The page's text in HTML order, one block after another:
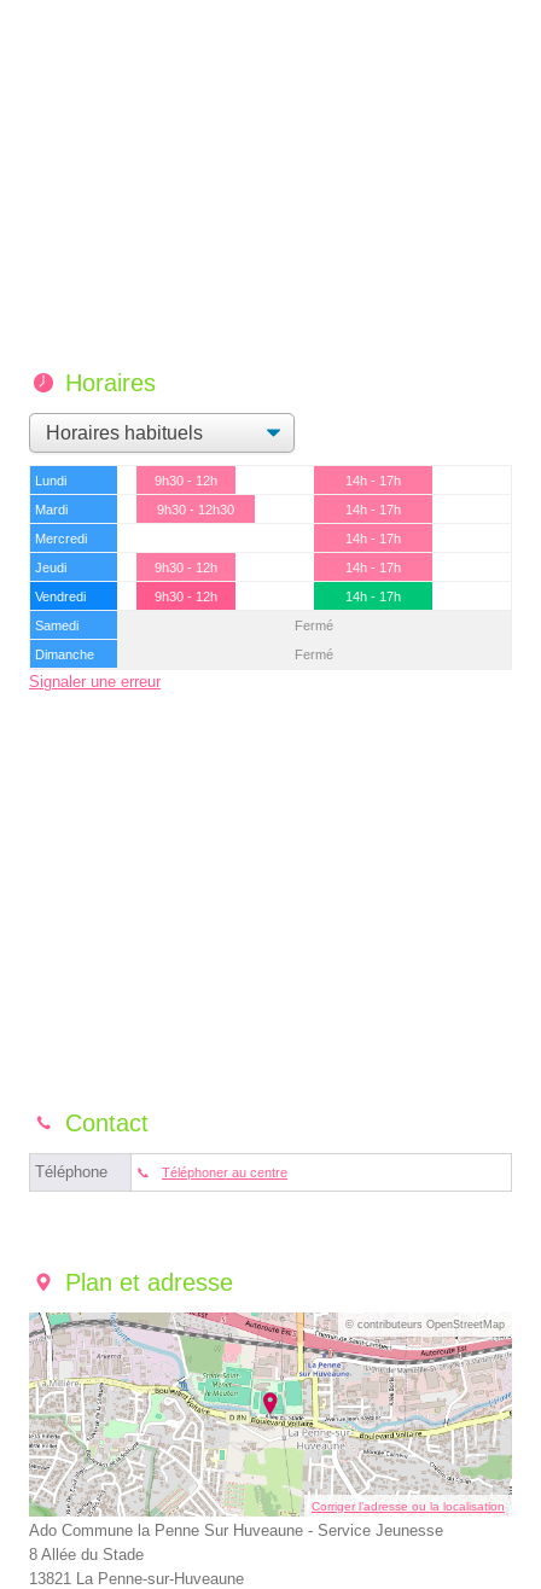
Horaires
Lundi 9h30 - 12h
14h - 17h
Mardi
9h30 - 12h30
14h - 17h
Mercredi
14h - 17h
Jeudi
9h30 - 12h
14h - 17h
Vendredi
9h30 - 12h
14h - 17h
Samedi
Fermé
Dimanche
Fermé
Signaler une erreur
Contact
Téléphone Téléphoner au centre
Plan et adresse
© contributeurs OpenStreetMap
Corriger l’adresse ou la localisation
Ado Commune la Penne Sur Huveaune - Service Jeunesse
8 Allée du Stade
13821 La Penne-sur-Huveaune